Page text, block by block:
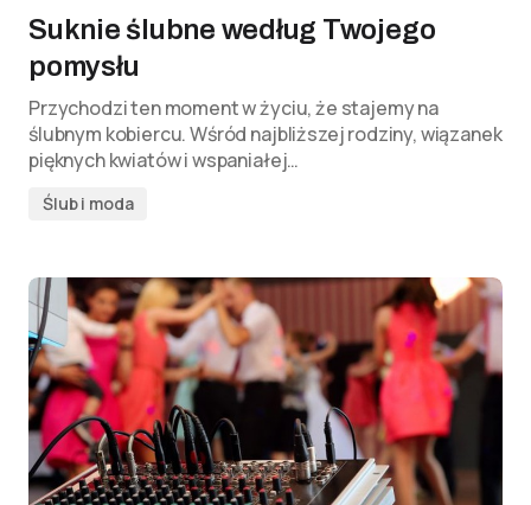
Suknie ślubne według Twojego
pomysłu
Przychodzi ten moment w życiu, że stajemy na
ślubnym kobiercu. Wśród najbliższej rodziny, wiązanek
pięknych kwiatów i wspaniałej…
Ślub i moda